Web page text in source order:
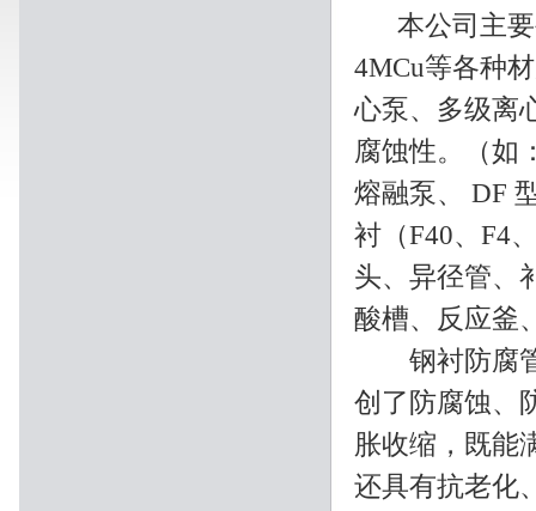
本公司主要
4MCu等各种
心泵、多级离
腐蚀性。（如
熔融泵、 DF
衬（F40、F4
头、异径管、
酸槽、反应釜
钢衬防腐管
创了防腐蚀、
胀收缩，既能
还具有抗老化